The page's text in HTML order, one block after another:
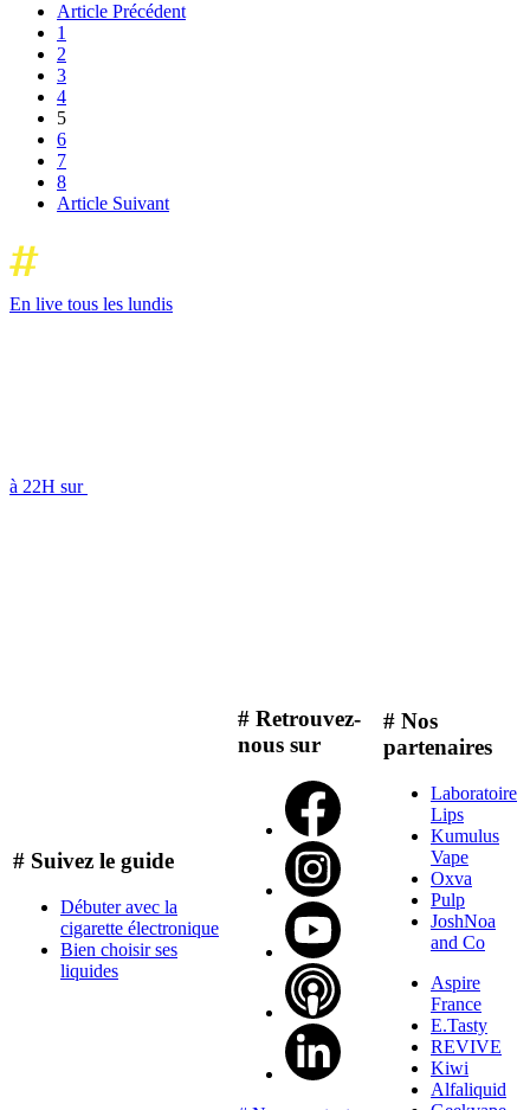
Article Précédent
1
2
3
4
5
6
7
8
Article Suivant
En live tous les lundis
à 22H sur
# Suivez le guide
Débuter avec la
cigarette électronique
Bien choisir ses
liquides
# Retrouvez-
nous sur
# Nos
partenaires
Laboratoire
Lips
Kumulus
Vape
Oxva
Pulp
JoshNoa
and Co
Aspire
France
E.Tasty
REVIVE
Kiwi
Alfaliquid